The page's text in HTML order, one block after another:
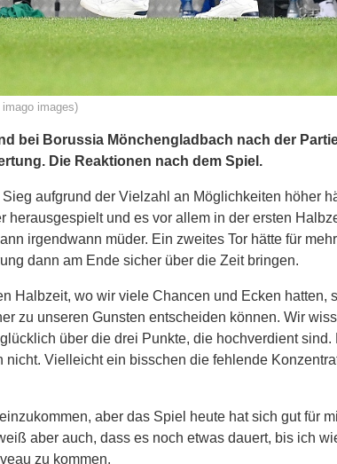
images)
bei Borussia Mönchengladbach nach der
Die Reaktionen nach dem Spiel.
aufgrund der Vielzahl an Möglichkeiten höher
und es vor allem in der ersten
irgendwann müder. Ein zweites Tor hätte für
dann am Ende sicher über die Zeit bringen.
Halbzeit, wo wir viele Chancen und Ecken hatten,
zu unseren Gunsten entscheiden können. Wir
über die drei Punkte, die hochverdient sind.
Vielleicht ein bisschen die fehlende
aber das Spiel heute hat sich gut für
aber auch, dass es noch etwas dauert, bis ich
zu kommen.